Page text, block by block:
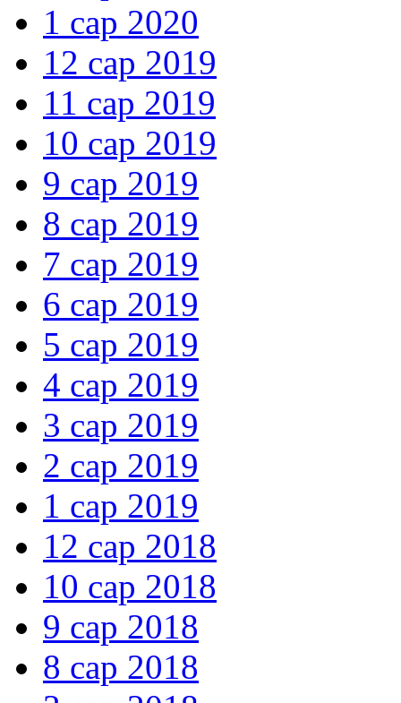
1 сар 2020
12 сар 2019
11 сар 2019
10 сар 2019
9 сар 2019
8 сар 2019
7 сар 2019
6 сар 2019
5 сар 2019
4 сар 2019
3 сар 2019
2 сар 2019
1 сар 2019
12 сар 2018
10 сар 2018
9 сар 2018
8 сар 2018